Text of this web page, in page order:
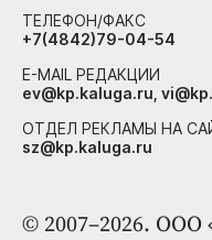
© 2007–2026. ООО
ТЕЛЕФОН/ФАКС
+7(4842)79-04-54
E-MAIL РЕДАКЦИИ
ev@kp.kaluga.ru,
ОТДЕЛ РЕКЛАМЫ НА
sz@kp.kaluga.ru